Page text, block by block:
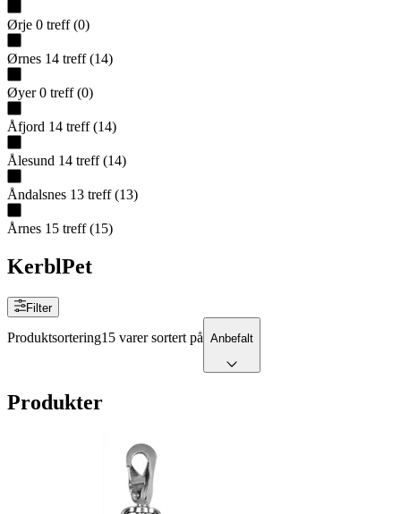
Ørje 0 treff (0)
Ørnes 14 treff (14)
Øyer 0 treff (0)
Åfjord 14 treff (14)
Ålesund 14 treff (14)
Åndalsnes 13 treff (13)
Årnes 15 treff (15)
KerblPet
Filter
Produktsortering15 varer sortert på Anbefalt
Produkter